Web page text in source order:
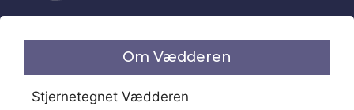
Om Vædderen
Stjernetegnet Vædderen